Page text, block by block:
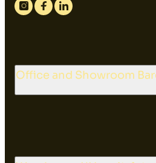
Instagram
FacebookLinkedin
Office and Showroom